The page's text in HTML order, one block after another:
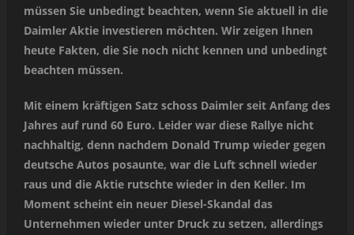
müssen Sie unbedingt beachten, wenn Sie aktuell in die
Daimler Aktie investieren möchten. Wir zeigen Ihnen
heute Fakten, die Sie noch nicht kennen und unbedingt
beachten müssen.
Mit einem kräftigen Satz schoss Daimler seit Anfang des
Jahres auf rund 60 Euro. Leider war diese Rallye nicht
nachhaltig, denn nachdem Donald Trump wieder gegen
deutsche Autos posaunte, war die Luft schnell wieder
raus und die Aktie rutschte wieder in den Keller. Im
Moment scheint ein neuer Diesel-Skandal das
Unternehmen wieder unter Druck zu setzen, allerdings